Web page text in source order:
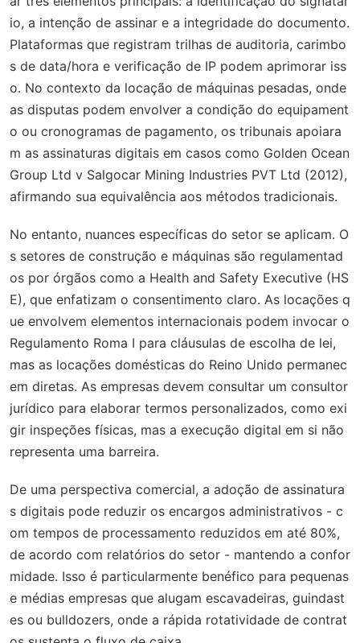
io, a intenção de assinar e a integridade do documento.
Plataformas que registram trilhas de auditoria, carimbo
s de data/hora e verificação de IP podem aprimorar iss
o. No contexto da locação de máquinas pesadas, onde
as disputas podem envolver a condição do equipament
o ou cronogramas de pagamento, os tribunais apoiara
m as assinaturas digitais em casos como Golden Ocean
Group Ltd v Salgocar Mining Industries PVT Ltd (2012),
afirmando sua equivalência aos métodos tradicionais.
No entanto, nuances específicas do setor se aplicam. O
s setores de construção e máquinas são regulamentad
os por órgãos como a Health and Safety Executive (HS
E), que enfatizam o consentimento claro. As locações q
ue envolvem elementos internacionais podem invocar o
Regulamento Roma I para cláusulas de escolha de lei,
mas as locações domésticas do Reino Unido permanec
em diretas. As empresas devem consultar um consultor
jurídico para elaborar termos personalizados, como exi
gir inspeções físicas, mas a execução digital em si não
representa uma barreira.
De uma perspectiva comercial, a adoção de assinatura
s digitais pode reduzir os encargos administrativos - c
om tempos de processamento reduzidos em até 80%,
de acordo com relatórios do setor - mantendo a confor
midade. Isso é particularmente benéfico para pequenas
e médias empresas que alugam escavadeiras, guindast
es ou bulldozers, onde a rápida rotatividade de contrat